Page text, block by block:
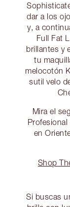
dar a los
y, a
Full Fat
brillantes y
tu
melocotón
sutil velo
Mira el
en
Shop
Si buscas